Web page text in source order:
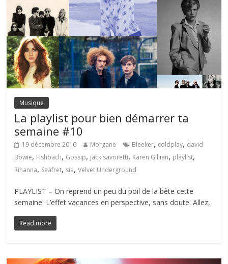
Musique
La playlist pour bien démarrer ta
semaine #10
19 décembre 2016 Morgane Bleeker, coldplay, david
Bowie, Fishbach, Gossip, jack savoretti, Karen Gillian, playlist,
Rihanna, Seafret, sia,Velvet Underground
PLAYLIST – On reprend un peu du poil de la bête cette
semaine. L’effet vacances en perspective, sans doute. Allez,
Read more